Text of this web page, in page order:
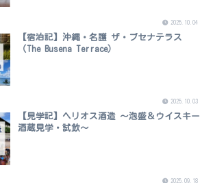
2025.10.04
【宿泊記】沖縄・名護 ザ・ブセナテラス
（The Busena Terrace）
2025.10.03
【見学記】ヘリオス酒造 ～泡盛＆ウイスキー
酒蔵見学・試飲～
2025.09.18